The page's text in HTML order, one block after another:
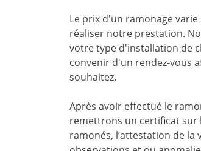
Le prix d'un ramonage
réaliser notre prestation.
votre type d'installation de
convenir d'un rendez-vous
souhaitez.
Après avoir effectué le
remettrons un certificat sur
ramonés, l’attestation de